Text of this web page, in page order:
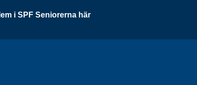
i SPF Seniorerna här